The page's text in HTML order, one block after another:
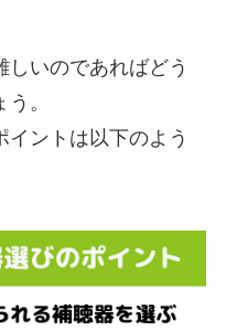
しいのであればどう
。
イントは以下のよう